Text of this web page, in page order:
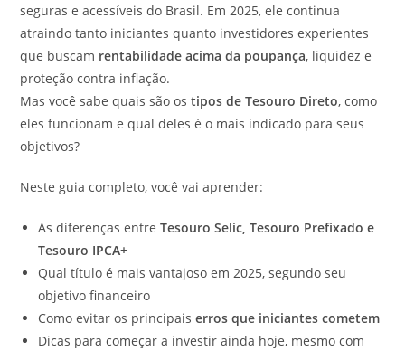
seguras e acessíveis do Brasil. Em 2025, ele continua
atraindo tanto iniciantes quanto investidores experientes
que buscam rentabilidade acima da poupança, liquidez e
proteção contra inflação.
Mas você sabe quais são ostipos de Tesouro Direto, como
eles funcionam e qual deles é o mais indicado para seus
objetivos?
Neste guia completo, você vai aprender:
As diferenças entreTesouro Selic, Tesouro Prefixado e
Tesouro IPCA+
Qual título é mais vantajoso em 2025, segundo seu
objetivo financeiro
Como evitar os principaiserros que iniciantes cometem
Dicas para começar a investir ainda hoje, mesmo com